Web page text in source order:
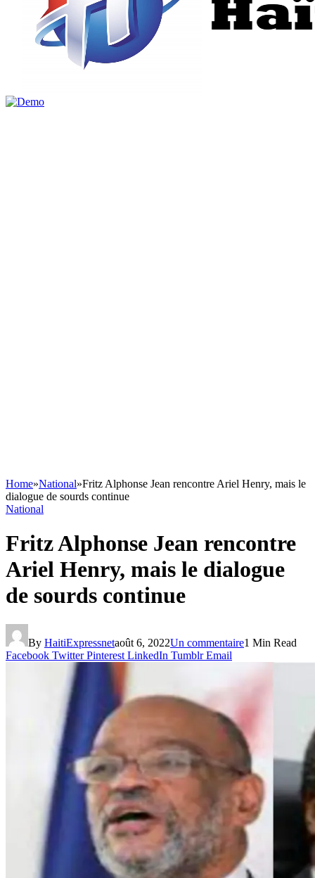
Home»National»Fritz Alphonse Jean rencontre Ariel Henry, mais le
dialogue de sourds continue
National
Fritz Alphonse Jean rencontre
Ariel Henry, mais le dialogue
de sourds continue
By HaitiExpressnetaoût 6, 2022Un commentaire1 Min Read
Facebook Twitter Pinterest LinkedIn Tumblr Email